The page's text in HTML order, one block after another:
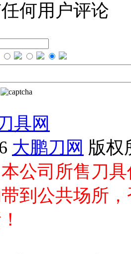
何用户评论
具网
大鹏刀网 版权
公司所售刀
到公共场所